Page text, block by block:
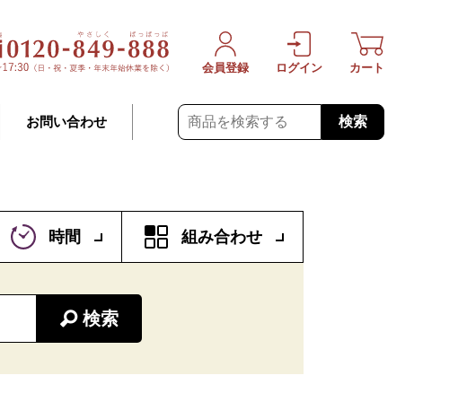
お問い合わせ 検索
会員登録 ログイン カート
時間 組み合わせ
検索